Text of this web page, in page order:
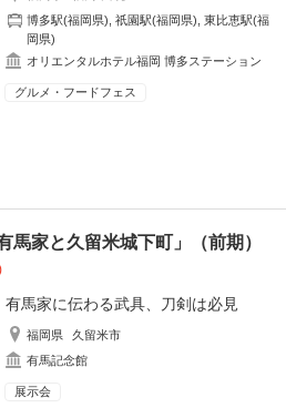
博多駅(福岡県) ,祇園駅(福岡県) ,東比恵駅(福
岡県)
オリエンタルホテル福岡 博多ステーション
グルメ・フードフェス
馬家と久留米城下町」（前期）
有馬家に伝わる武具、刀剣は必見
福岡県
久留米市
有馬記念館
展示会